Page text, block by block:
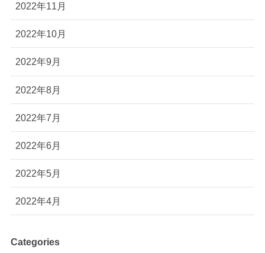
2022年11月
2022年10月
2022年9月
2022年8月
2022年7月
2022年6月
2022年5月
2022年4月
Categories